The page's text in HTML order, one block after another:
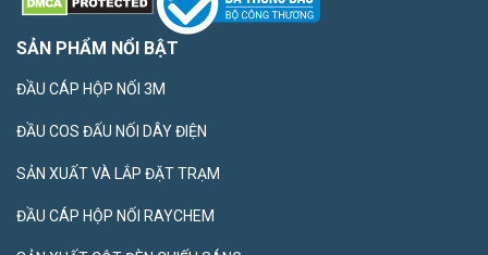
SẢN PHẨM NỔI BẬT
ĐẦU CÁP HỘP NỐI 3M
ĐẦU COS ĐẤU NỐI DÂY ĐIỆN
SẢN XUẤT VÀ LẮP ĐẶT TRẠM
ĐẦU CÁP HỘP NỐI RAYCHEM